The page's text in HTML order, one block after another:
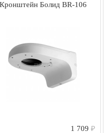
Кронштейн Болид BR-106
1 709 ₽